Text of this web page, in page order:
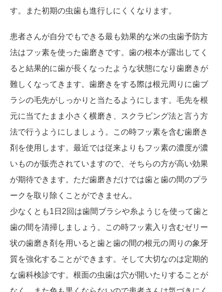
す。また初期の虫歯も進行しにくくなります。
患者さんが自分でもできる最も効果的な米の虫歯予防方
法はフッ素を使った歯磨きです。歯の根本が露出してく
ると結果的に歯が長くなったような状態になり歯磨きが
難しくなってきます。歯磨きをする際は根元周りに歯ブ
ラシの毛先がしっかりと当たるようにします。毛先を根
元に当てたまま小さく横磨き、スクラビング法と言う方
法で行うようにしましょう。この時フッ素を含む歯磨き
剤を使用します。最近では従来よりもフッ素の濃度が濃
いものが販売されていますので、そちらの方が高い効果
が期待できます。ただ歯磨きだけでは歯と歯の間のプラ
ークを取り除くことができません。
少なくとも1日2回は歯間ブラシや糸ようじを使って歯と
歯の間を清掃しましょう。この時フッ素入り含むゼリー
状の歯磨き剤を用いると歯と歯の間の根元の周りの象牙
質を強化することができます。そして大切なのは定期的
な歯科検診です。根面の虫歯は穴が開いたりすることが